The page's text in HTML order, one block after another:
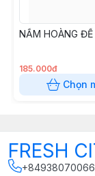
NẤM HOÀNG ĐẾ
185.000đ
Chọn
FRESH
+84938070066